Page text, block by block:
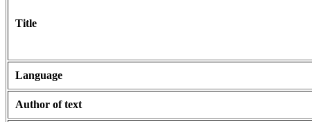
Title
Language
Author of text